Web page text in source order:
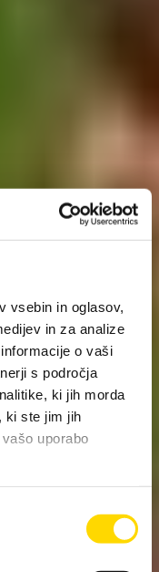
vsebin in oglasov,
in za analize
o vaši
s področja
ki jih morda
ki ste jim jih
uporabo